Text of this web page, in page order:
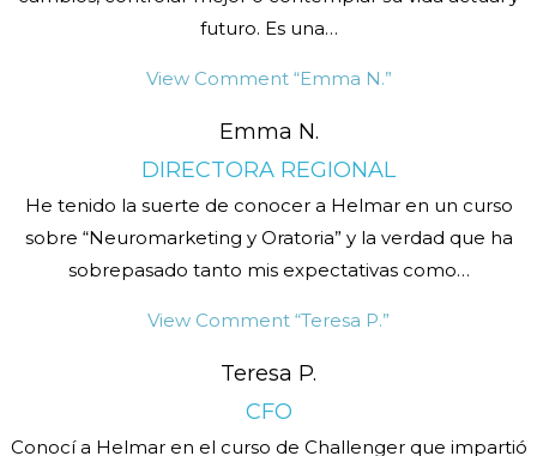
futuro. Es una…
View Comment“Emma N.”
Emma N.
DIRECTORA REGIONAL
He tenido la suerte de conocer a Helmar en un curso
sobre “Neuromarketing y Oratoria” y la verdad que ha
sobrepasado tanto mis expectativas como…
View Comment “Teresa P.”
Teresa P.
CFO
Conocí a Helmar en el curso de Challenger que impartió